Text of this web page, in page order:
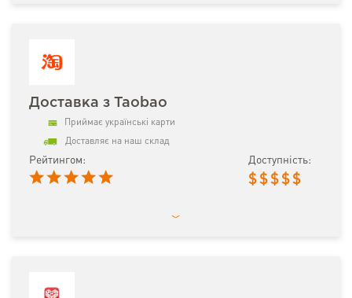
Доставка з Taobao
Приймає українські карти
Доставляє на наш склад
Рейтингом: Доступність:
$ $ $ $ $